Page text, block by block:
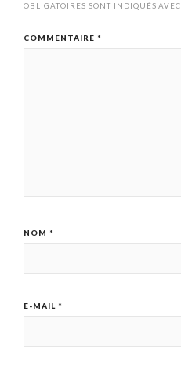
OBLIGATOIRES SONT INDIQUÉS AVEC
COMMENTAIRE *
NOM *
E-MAIL *